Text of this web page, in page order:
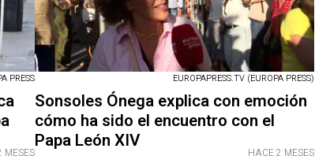
PRESS
MESES
EUROPAPRESS.TV (EUROPA PRESS)
Sonsoles Ónega explica con emoción
cómo ha sido el encuentro con el
Papa León XIV
HACE 2 MESES